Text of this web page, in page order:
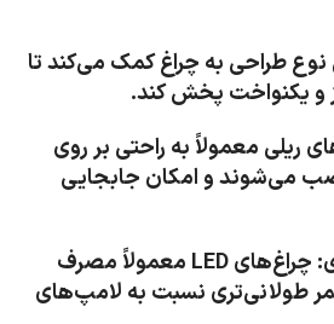
نوع طراحی به چراغ کمک می‌کند تا
و یکنواخت پخش کند.
ریلی معمولاً به راحتی بر روی
و امکان جابجایی
5. صرفه‌جویی در انرژی: چراغ‌های LED معمولاً مصرف
طولانی‌تری نسبت به لامپ‌های